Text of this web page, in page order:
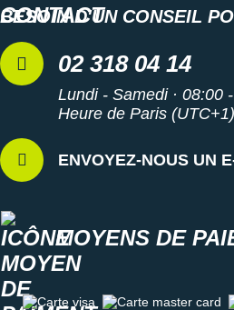
BESOIN D'UN CONSEIL
02 318 04 14
Lundi - Samedi · 08:00
Heure de Paris (UTC+1)
ENVOYEZ-NOUS UN
MOYENS DE
Carte visa Carte master card